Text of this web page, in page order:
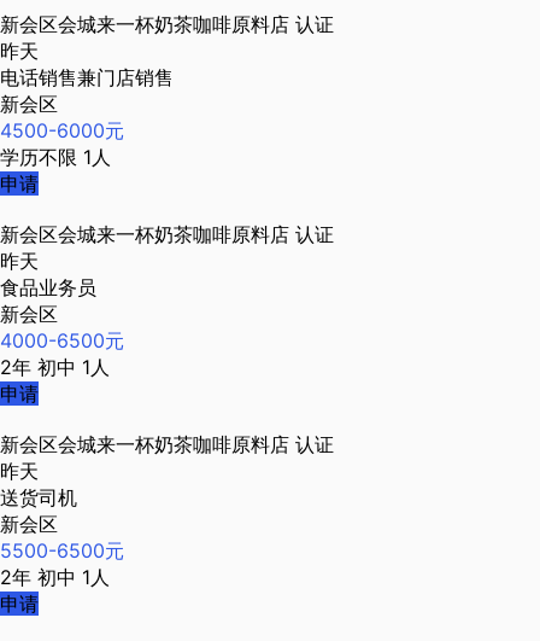
新会区会城来一杯奶茶咖啡原料店 认证
昨天
电话销售兼门店销售
新会区
4500-6000元
学历不限 1人
申请
新会区会城来一杯奶茶咖啡原料店 认证
昨天
食品业务员
新会区
4000-6500元
2年 初中 1人
申请
新会区会城来一杯奶茶咖啡原料店 认证
昨天
送货司机
新会区
5500-6500元
2年 初中 1人
申请